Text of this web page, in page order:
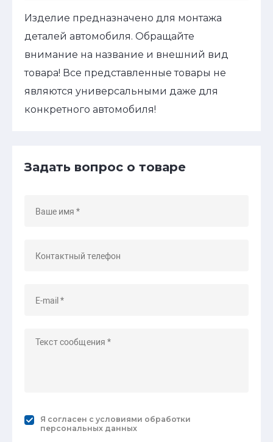
Изделие предназначено для монтажа
деталей автомобиля. Обращайте
внимание на название и внешний вид
товара! Все представленные товары не
являются универсальными даже для
конкретного автомобиля!
Задать вопрос о товаре
Я согласен с условиями обработки
персональных данных